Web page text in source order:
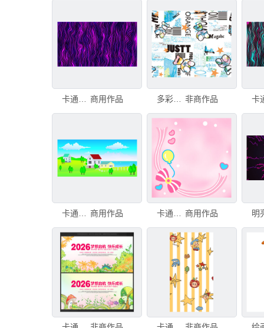
商用作品 多彩潮流卡通图案背景 非商作品
商用作品 商用作品